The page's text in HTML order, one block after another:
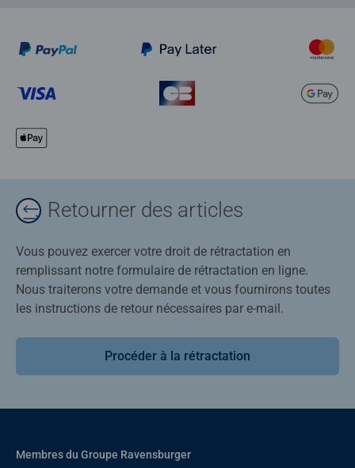
Retourner des articles
Vous pouvez exercer votre droit de rétractation en
remplissant notre formulaire de rétractation en ligne.
Nous traiterons votre demande et vous fournirons toutes
les instructions de retour nécessaires par e-mail.
Procéder à la rétractation
Membres du Groupe Ravensburger